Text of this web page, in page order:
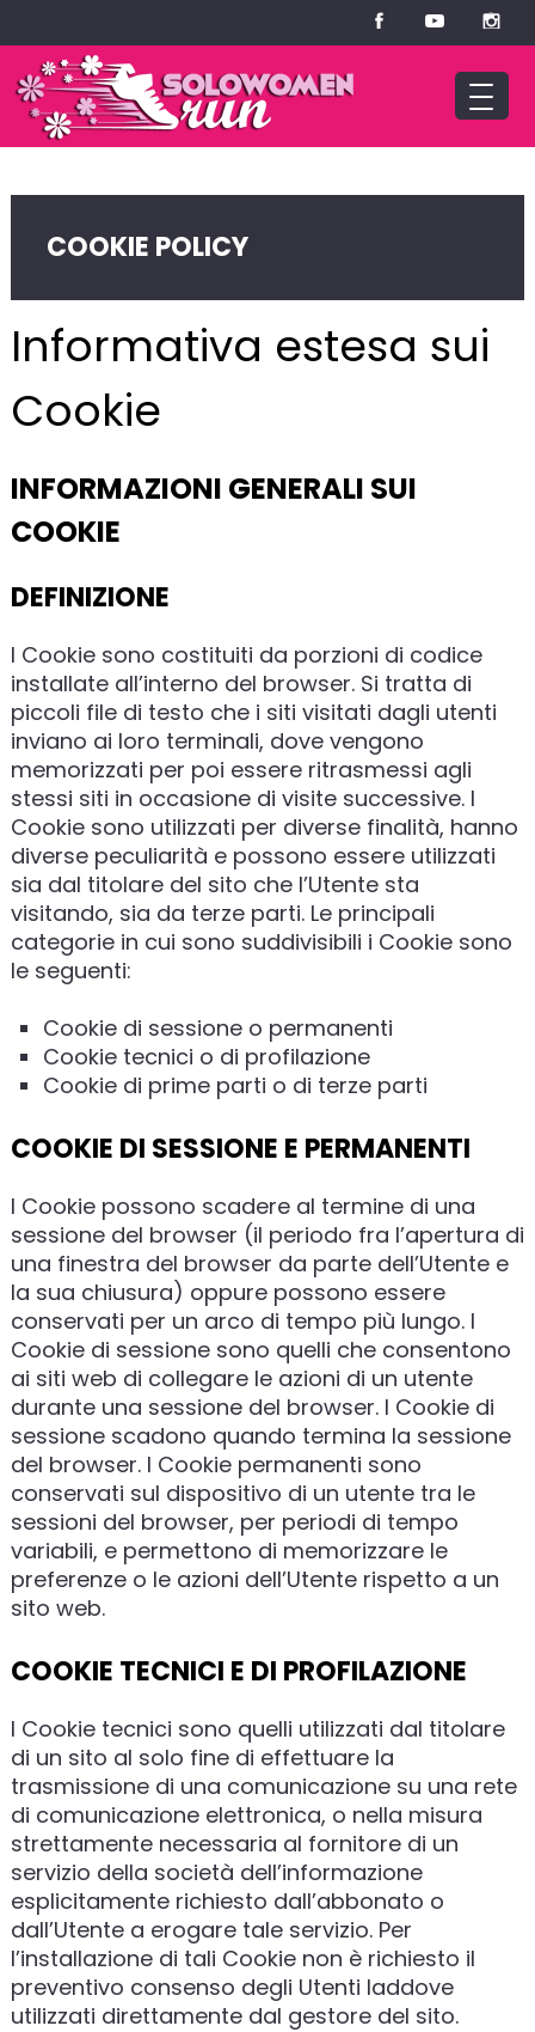
COOKIE POLICY
Informativa estesa sui
Cookie
INFORMAZIONI GENERALI SUI
COOKIE
DEFINIZIONE
I Cookie sono costituiti da porzioni di codice
installate all’interno del browser. Si tratta di
piccoli file di testo che i siti visitati dagli utenti
inviano ai loro terminali, dove vengono
memorizzati per poi essere ritrasmessi agli
stessi siti in occasione di visite successive. I
Cookie sono utilizzati per diverse finalità, hanno
diverse peculiarità e possono essere utilizzati
sia dal titolare del sito che l’Utente sta
visitando, sia da terze parti. Le principali
categorie in cui sono suddivisibili i Cookie sono
le seguenti:
Cookie di sessione o permanenti
Cookie tecnici o di profilazione
Cookie di prime parti o di terze parti
COOKIE DI SESSIONE E PERMANENTI
I Cookie possono scadere al termine di una
sessione del browser (il periodo fra l’apertura di
una finestra del browser da parte dell’Utente e
la sua chiusura) oppure possono essere
conservati per un arco di tempo più lungo. I
Cookie di sessione sono quelli che consentono
ai siti web di collegare le azioni di un utente
durante una sessione del browser. I Cookie di
sessione scadono quando termina la sessione
del browser. I Cookie permanenti sono
conservati sul dispositivo di un utente tra le
sessioni del browser, per periodi di tempo
variabili, e permettono di memorizzare le
preferenze o le azioni dell’Utente rispetto a un
sito web.
COOKIE TECNICI E DI PROFILAZIONE
I Cookie tecnici sono quelli utilizzati dal titolare
di un sito al solo fine di effettuare la
trasmissione di una comunicazione su una rete
di comunicazione elettronica, o nella misura
strettamente necessaria al fornitore di un
servizio della società dell’informazione
esplicitamente richiesto dall’abbonato o
dall’Utente a erogare tale servizio. Per
l’installazione di tali Cookie non è richiesto il
preventivo consenso degli Utenti laddove
utilizzati direttamente dal gestore del sito.